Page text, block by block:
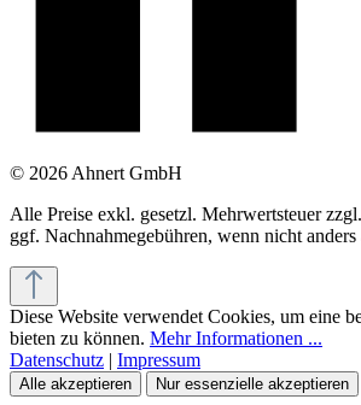
© 2026 Ahnert GmbH
Alle Preise exkl. gesetzl. Mehrwertsteuer zzgl.
ggf. Nachnahmegebühren, wenn nicht anders
Diese Website verwendet Cookies, um eine
bieten zu können. Mehr Informationen ...
Datenschutz | Impressum
Alle akzeptieren Nur essenzielle akzeptieren